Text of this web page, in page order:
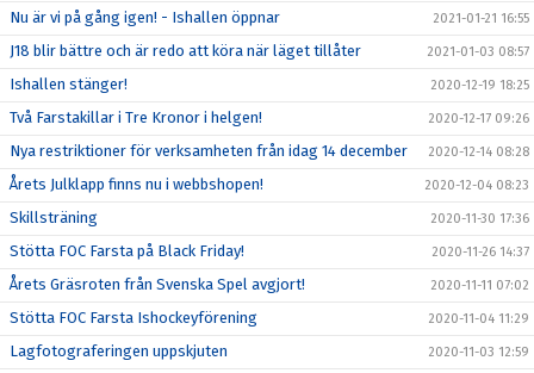
Nu är vi på gång igen! - Ishallen öppnar 2021-01-21 16:55
J18 blir bättre och är redo att köra när läget tillåter 2021-01-03 08:57
Ishallen stänger! 2020-12-19 18:25
Två Farstakillar i Tre Kronor i helgen! 2020-12-17 09:26
Nya restriktioner för verksamheten från idag 14 december 2020-12-14 08:28
Årets Julklapp finns nu i webbshopen! 2020-12-04 08:23
Skillsträning 2020-11-30 17:36
Stötta FOC Farsta på Black Friday! 2020-11-26 14:37
Årets Gräsroten från Svenska Spel avgjort! 2020-11-11 07:02
Stötta FOC Farsta Ishockeyförening 2020-11-04 11:29
Lagfotograferingen uppskjuten 2020-11-03 12:59